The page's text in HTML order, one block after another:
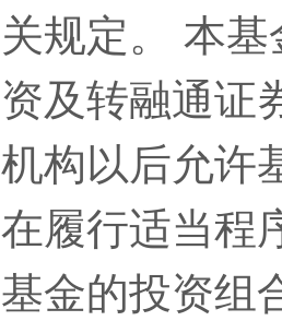
关规定。 本
资及转融通证
机构以后允许
在履行适当程
基金的投资组